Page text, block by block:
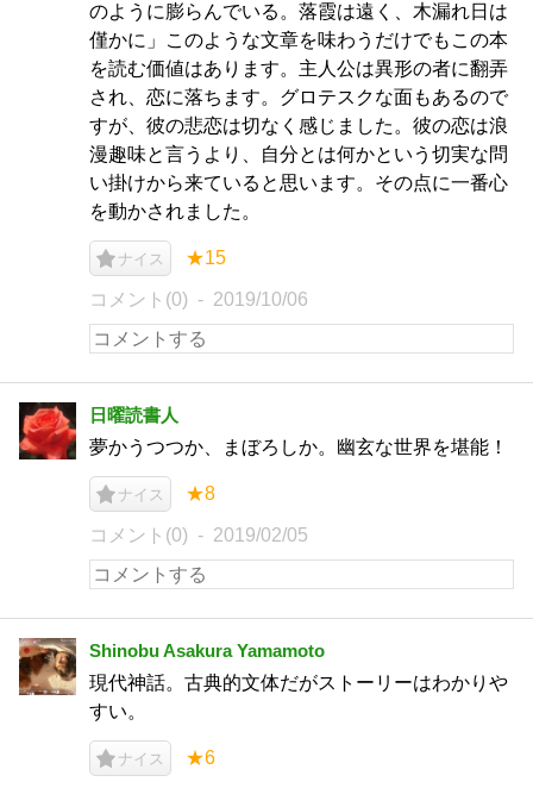
のように膨らんでいる。落霞は遠く、木漏れ日は
僅かに」このような文章を味わうだけでもこの本
を読む価値はあります。主人公は異形の者に翻弄
され、恋に落ちます。グロテスクな面もあるので
すが、彼の悲恋は切なく感じました。彼の恋は浪
漫趣味と言うより、自分とは何かという切実な問
い掛けから来ていると思います。その点に一番心
を動かされました。
ナイス ★15
コメント(0) 2019/10/06
日曜読書人
夢かうつつか、まぼろしか。幽玄な世界を堪能！
ナイス ★8
コメント(0) 2019/02/05
Shinobu Asakura Yamamoto
現代神話。古典的文体だがストーリーはわかりや
すい。
ナイス ★6